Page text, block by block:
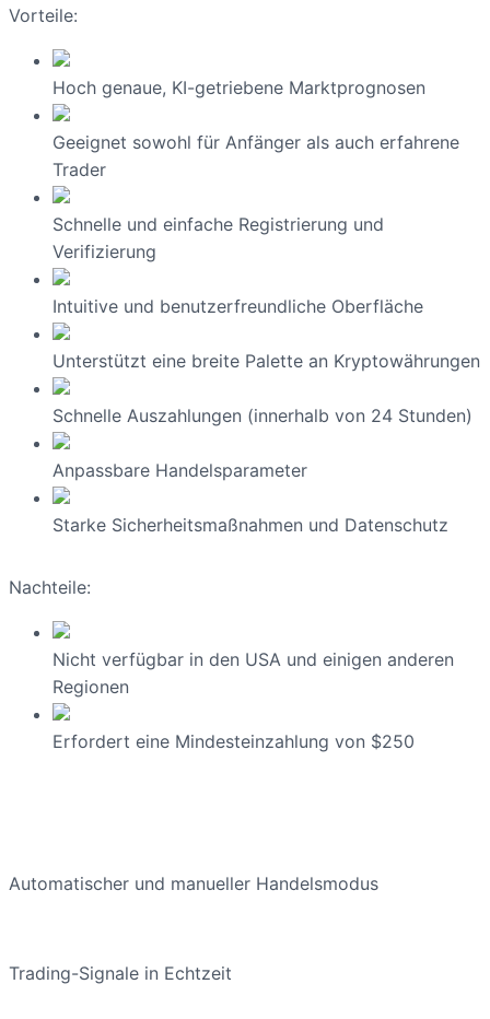
Vorteile:
Hoch genaue, KI-getriebene Marktprognosen
Geeignet sowohl für Anfänger als auch erfahrene
Trader
Schnelle und einfache Registrierung und
Verifizierung
Intuitive und benutzerfreundliche Oberfläche
Unterstützt eine breite Palette an Kryptowährungen
Schnelle Auszahlungen (innerhalb von 24 Stunden)
Anpassbare Handelsparameter
Starke Sicherheitsmaßnahmen und Datenschutz
Nachteile:
Nicht verfügbar in den USA und einigen anderen
Regionen
Erfordert eine Mindesteinzahlung von $250
Automatischer und manueller Handelsmodus
Trading-Signale in Echtzeit